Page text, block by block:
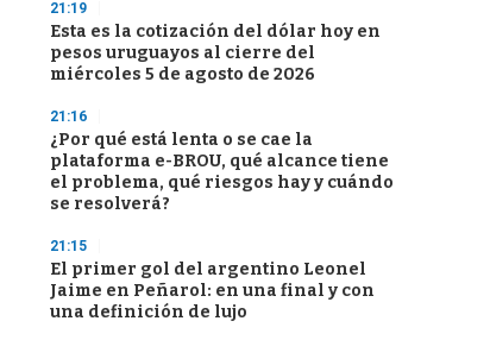
21:19
Esta es la cotización del dólar hoy en
pesos uruguayos al cierre del
miércoles 5 de agosto de 2026
21:16
¿Por qué está lenta o se cae la
plataforma e-BROU, qué alcance tiene
el problema, qué riesgos hay y cuándo
se resolverá?
21:15
El primer gol del argentino Leonel
Jaime en Peñarol: en una final y con
una definición de lujo